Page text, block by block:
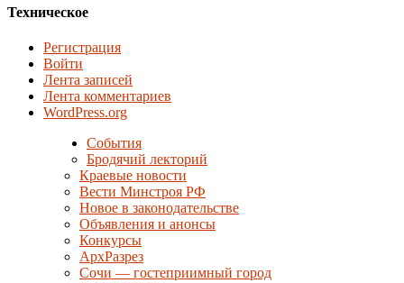
Техническое
Регистрация
Войти
Лента записей
Лента комментариев
WordPress.org
События
Бродячий лекторий
Краевые новости
Вести Минстроя РФ
Новое в законодательстве
Объявления и анонсы
Конкурсы
АрхРазрез
Сочи — гостеприимный город